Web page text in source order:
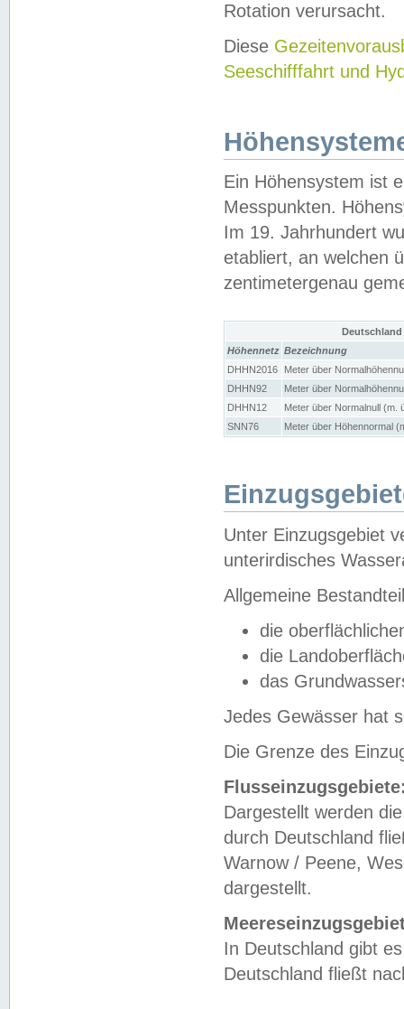
Rotation verursacht.
Diese
Seeschifffahrt und
Ein Höhensystem ist
Messpunkten.
Im 19. Jahrhundert
etabliert, an welchen
zentimetergenau
Höhennetz Bezeichnung
DHHN2016
Meter über
DHHN92
Meter über
DHHN12
Meter über Normalnull (m.
SNN76
Meter über Höhennormal
Unter Einzugsgebiet
unterirdisches
Allgemeine
die
die
das
Jedes Gewässer hat
Die Grenze des
Dargestellt werden
durch Deutschland
Warnow / Peene,
dargestellt.
In Deutschland gibt
Deutschland fließt